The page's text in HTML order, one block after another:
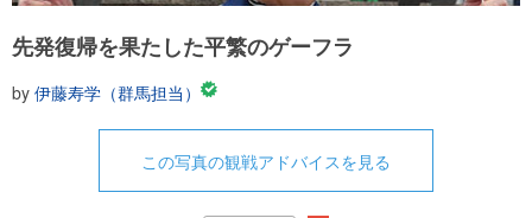
先発復帰を果たした平繁のゲーフラ
by 伊藤寿学（群馬担当）
この写真の観戦アドバイスを見る